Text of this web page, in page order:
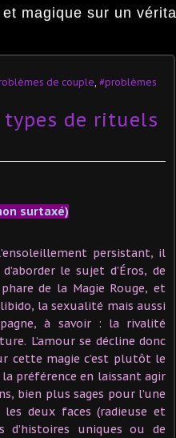
magique sur un
de couple #problèmes
de rituels
surtaxé)
persistant, il
le sujet d’Éros, de
de la Magie Rouge, et
la sexualité mais aussi
à savoir : la rivalité
L’amour se décline donc
cette magie c’est plutôt le
préférence en laissant agir
bien plus sages pour l’une
deux faces (radieuse et
d’histoires uniques ou de